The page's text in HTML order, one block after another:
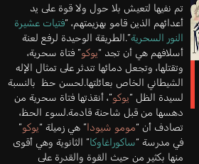
تم نفيها لتعيش بلا حول ولا قوة على يد
أعدائهم الذين قامو بهزيمتهم، “فتيات عشيرة
النور السحرية”.الطريقة الوحيدة لرفع لعنة
أسلافهم هي أن تجد “يوكو” فتاة سحرية،
وتقتلها، وتجعل دمائها تندثر على تمثال الإله
الشيطاني الخاص بعائلتها.لحسن حظ بالنسبة
لسيدة الظل “يوكو”، أنقذتها فتاة سحرية من
دهسها من قبل شاحنة قادمة.لسوء الحظ،
تصادف أن “مومو شيودا” هي زميلة “يوكو”
في مدرسة “ساكوراغاوكا” الثانوية وهي أقوى
منها بكثير من حيث القوة والقدرة على